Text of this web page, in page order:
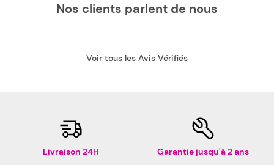
Nos clients parlent de nous
Voir tous les Avis Vérifiés
Livraison 24H Garantie jusqu'à 2 ans